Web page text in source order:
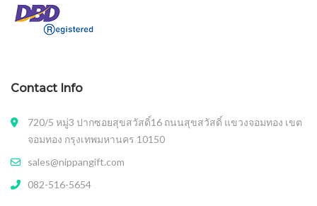
Contact Info
720/5 หมู่3 ปากซอยสุขสวัสดิ์16 ถนนสุขสวัสดิ์ แขวงจอมทอง เขต
จอมทอง กรุงเทพมหานคร 10150
sales@nippangift.com
082-516-5654